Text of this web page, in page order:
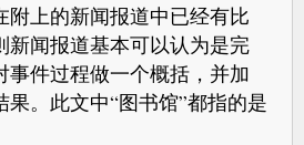
附上的新闻报道中已经有比
新闻报道基本可以认为是完
事件过程做一个概括，并加
果。此文中“图书馆”都指的是